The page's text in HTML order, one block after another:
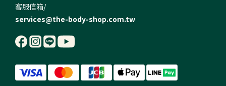
客服信箱/
services@the-body-shop.com.tw